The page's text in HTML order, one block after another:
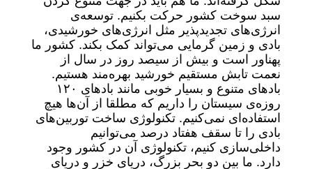
سبد سوخت کشور حرکت بکنیم. توسعه‌ی
انرژی‌های تجدیدپذیر مثل انرژی‌های خورشیدی،
بادی و زمین گرمایی می‌تواند کمک بکند. کشور ما
پهناور است و بیش از سیصد روز در سال از
نعمت تابش مستقیم خورشید بهره‌مند هستیم.
بادهای متنوع و بسیار خوبی مانند بادهای ۱۲۰
روزه‌ی سیستان را داریم که مطلقا از آن‌ها هیچ
استفاده‌ای نمی‌کنیم. تکنولوژی ساخت توربین‌های
بادی را تا سقف هفتاد درصد می‌توانیم
داخلی‌سازی کنیم، تکنولوژی آن در کشور وجود
دارد. ما بین دو بحر بزرگ، دریای خزر و دریای